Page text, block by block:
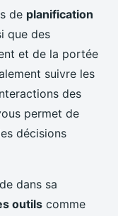
de planification
que des
et de la portée
suivre les
des
permet de
décisions
dans sa
outils comme